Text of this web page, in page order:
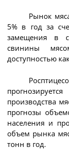
Рынок
5% в год за
замещения в
свинины
доступностью
производства
прогнозы
населения и
объем рынка
тонн в год.